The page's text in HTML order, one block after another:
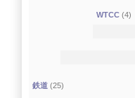
WTCC (4)
鉄道 (25)